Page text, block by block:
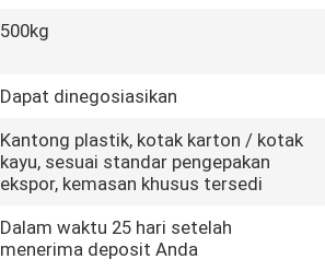
500kg
Dapat dinegosiasikan
Kantong plastik, kotak karton / kotak
kayu, sesuai standar pengepakan
ekspor, kemasan khusus tersedi
Dalam waktu 25 hari setelah
menerima deposit Anda